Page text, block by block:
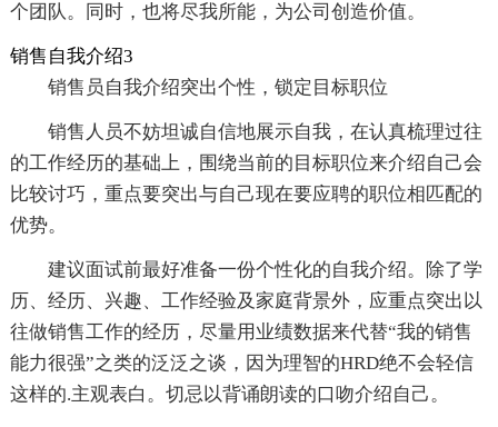
个团队。同时，也将尽我所能，为公司创造价值。
销售自我介绍3
销售员自我介绍突出个性，锁定目标职位
销售人员不妨坦诚自信地展示自我，在认真梳理过往
的工作经历的基础上，围绕当前的目标职位来介绍自己会
比较讨巧，重点要突出与自己现在要应聘的职位相匹配的
优势。
建议面试前最好准备一份个性化的自我介绍。除了学
历、经历、兴趣、工作经验及家庭背景外，应重点突出以
往做销售工作的经历，尽量用业绩数据来代替“我的销售
能力很强”之类的泛泛之谈，因为理智的HRD绝不会轻信
这样的.主观表白。切忌以背诵朗读的口吻介绍自己。